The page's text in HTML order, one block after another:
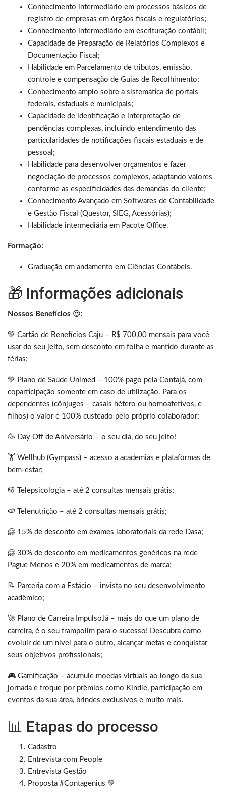
Conhecimento intermediário em processos básicos de
registro de empresas em órgãos fiscais e regulatórios;
Conhecimento intermediário em escrituração contábil;
Capacidade de Preparação de Relatórios Complexos e
Documentação Fiscal;
Habilidade em Parcelamento de tributos, emissão,
controle e compensação de Guias de Recolhimento;
Conhecimento amplo sobre a sistemática de portais
federais, estaduais e municipais;
Capacidade de identificação e interpretação de
pendências complexas, incluindo entendimento das
particularidades de notificações fiscais estaduais e de
pessoal;
Habilidade para desenvolver orçamentos e fazer
negociação de processos complexos, adaptando valores
conforme as especificidades das demandas do cliente;
Conhecimento Avançado em Softwares de Contabilidade
e Gestão Fiscal (Questor, SIEG, Acessórias);
Habilidade intermediária em Pacote Office.
Formação:
Graduação em andamento em Ciências Contábeis.
🎁 Informações adicionais
Nossos Benefícios 😍:
💚 Cartão de Benefícios Caju – R$ 700,00 mensais para você
usar do seu jeito, sem desconto em folha e mantido durante as
férias;
💚 Plano de Saúde Unimed – 100% pago pela Contajá, com
coparticipação somente em caso de utilização. Para os
dependentes (cônjuges – casais hétero ou homoafetivos, e
filhos) o valor é 100% custeado pelo próprio colaborador;
🥳 Day Off de Aniversário – o seu dia, do seu jeito!
🏋️ Wellhub (Gympass) – acesso a academias e plataformas de
bem-estar;
💆 Telepsicologia – até 2 consultas mensais grátis;
🍉 Telenutrição – até 2 consultas mensais grátis;
🤗 15% de desconto em exames laboratoriais da rede Dasa;
🤗 30% de desconto em medicamentos genéricos na rede
Pague Menos e 20% em medicamentos de marca;
📝 Parceria com a Estácio – invista no seu desenvolvimento
acadêmico;
🚀 Plano de Carreira ImpulsoJá – mais do que um plano de
carreira, é o seu trampolim para o sucesso! Descubra como
evoluir de um nível para o outro, alcançar metas e conquistar
seus objetivos profissionais;
🎮 Gamificação – acumule moedas virtuais ao longo da sua
jornada e troque por prêmios como Kindle, participação em
eventos da sua área, brindes exclusivos e muito mais.
📊 Etapas do processo
Cadastro
Entrevista com People
Entrevista Gestão
Proposta #Contagenius 💚